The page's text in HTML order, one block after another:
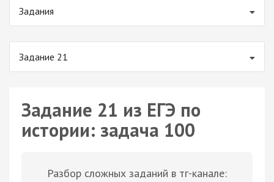
Задания
Задание 21
Задание 21 из ЕГЭ по
истории: задача 100
Разбор сложных заданий в тг-канале: